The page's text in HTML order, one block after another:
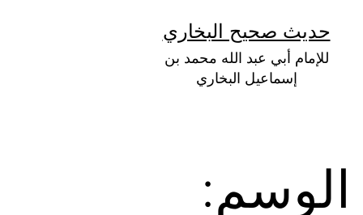
المحتوى
حديث صحيح البخاري
للإمام أبي عبد الله محمد بن
إسماعيل البخاري
الوسم: